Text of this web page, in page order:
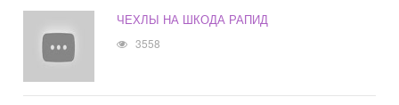
ЧЕХЛЫ НА ШКОДА РАПИД
3558